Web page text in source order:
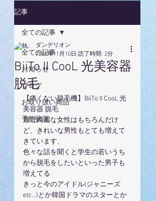
記事
全ての記事
お知らせ
ブログ
お取り扱い商品
予約状況
全ての記事
BiiTo II CooL 光美容器
脱毛
ダンデリオン
2022年11月10日 読了時間: 2分
【痛くない脱毛機】BiiTo II CooL 光
美容器 脱毛
最近綺麗な女性はもちろんだけ
ど、きれいな男性もとても増えて
きています、
色々な話を聞くと学生の若いうち
から脱毛をしたいといった男子も
増えてる
きっと今のアイドル(ジャニーズ
etc...)とか韓国ドラマのスターとか